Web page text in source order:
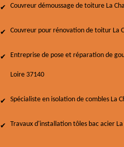
Couvreur démoussage de toiture La
Couvreur pour rénovation de toitur La
Entreprise de pose et réparation de
Loire 37140
Spécialiste en isolation de combles La
Travaux d'installation tôles bac acier